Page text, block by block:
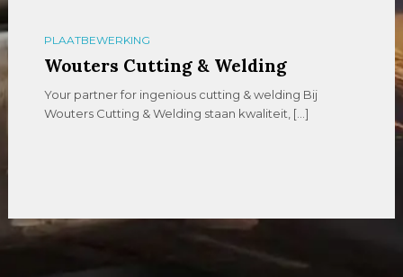
PLAATBEWERKING
GICOM Metaalbewerking
IJzersterk vakmanschap op maat. GICOM is een
veelzijdig metaalbewerkingsbedrijf met een